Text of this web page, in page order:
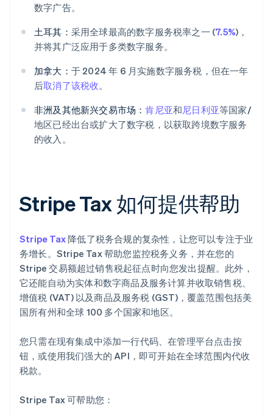
数字广告。
土耳其： 采用全球最高的数字服务税率之一 (7.5%)，
并将其广泛应用于多类数字服务。
加拿大： 于 2024 年 6 月实施数字服务税，但在一年
后取消了该税收。
非洲及其他新兴交易市场：肯尼亚和尼日利亚等国家/
地区已经出台或扩大了数字税，以获取跨境数字服务
的收入。
Stripe Tax 如何提供帮助
Stripe Tax降低了税务合规的复杂性，让您可以专注于业
务增长。Stripe Tax 帮助您监控税务义务，并在您的
Stripe 交易额超过销售税起征点时向您发出提醒。此外，
它还能自动为实体和数字商品及服务计算并收取销售税、
增值税 (VAT) 以及商品及服务税 (GST)，覆盖范围包括美
国所有州和全球 100 多个国家和地区。
您只需在现有集成中添加一行代码、在管理平台点击按
钮，或使用我们强大的 API，即可开始在全球范围内代收
税款。
Stripe Tax 可帮助您：